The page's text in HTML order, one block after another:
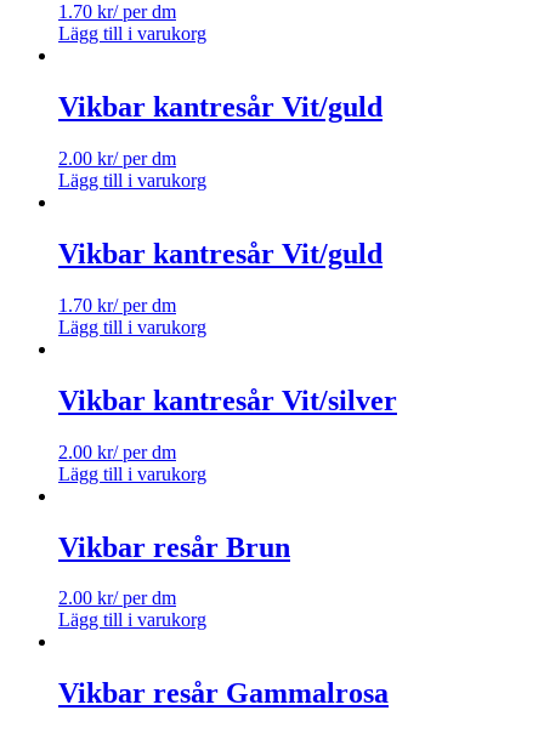
1.70 kr/ per dm
Lägg till i varukorg
Vikbar kantresår Vit/guld
2.00 kr/ per dm
Lägg till i varukorg
Vikbar kantresår Vit/guld
1.70 kr/ per dm
Lägg till i varukorg
Vikbar kantresår Vit/silver
2.00 kr/ per dm
Lägg till i varukorg
Vikbar resår Brun
2.00 kr/ per dm
Lägg till i varukorg
Vikbar resår Gammalrosa